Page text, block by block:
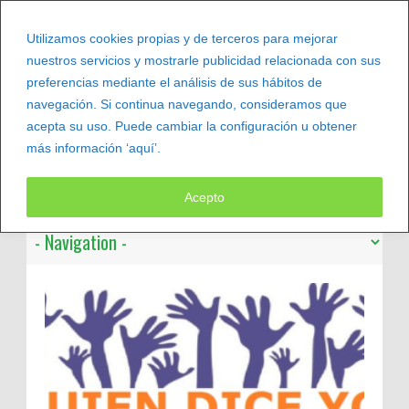
Utilizamos cookies propias y de terceros para mejorar
nuestros servicios y mostrarle publicidad relacionada con sus
preferencias mediante el análisis de sus hábitos de
navegación. Si continua navegando, consideramos que
acepta su uso. Puede cambiar la configuración u obtener
más información ‘aquí’.
Acepto